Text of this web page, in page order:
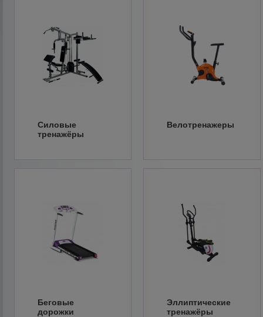
Силовые
тренажёры
Велотренажеры
Беговые
дорожки
Эллиптические
тренажёры